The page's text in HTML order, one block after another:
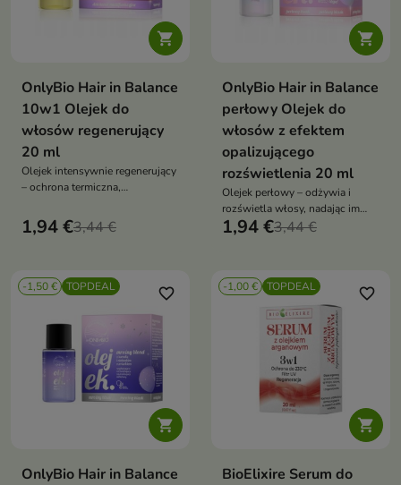

OnlyBio Hair in Balance
10w1 Olejek do
włosów regenerujący
20 ml
Olejek intensywnie regenerujący
– ochrona termiczna,
końcówki, z olejem makadamia,
arganowym i moringa, zapach
1,94 €3,44 €

OnlyBio Hair in Balance
perłowy Olejek do
włosów z efektem
opalizującego
rozświetlenia 20 ml
Olejek perłowy – odżywia i
rozświetla włosy, nadając im
opalizujący blask. Z olejem
termiczną
1,94 €3,44 €
-1,50 € TOPDEAL

favorite_border
OnlyBio Hair in Balance
-1,00 € TOPDEAL

favorite_border
BioElixire Serum do